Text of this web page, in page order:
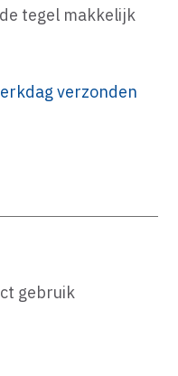
tegel makkelijk
verzonden
gebruik